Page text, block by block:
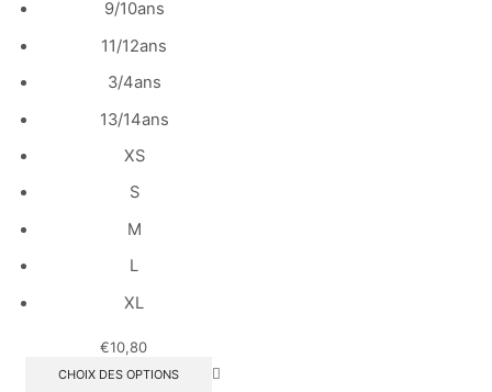
9/10ans
11/12ans
3/4ans
13/14ans
XS
S
M
L
XL
€10,80
CHOIX DES OPTIONS